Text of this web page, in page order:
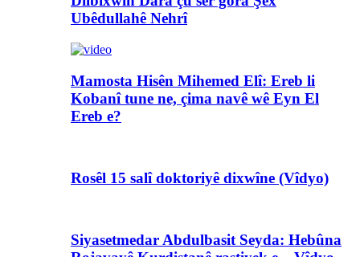
Ubêdullahê Nehrî
Mamosta Hisên Mihemed Elî: Ereb li
Kobanî tune ne, çima navê wê Eyn El
Ereb e?
Rosêl 15 salî doktoriyê dixwîne (Vîdyo)
Siyasetmedar Abdulbasit Seyda: Hebûna